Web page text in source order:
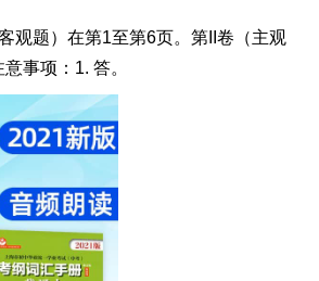
观题）在第1至第6页。第II卷（主观
事项：1. 答。